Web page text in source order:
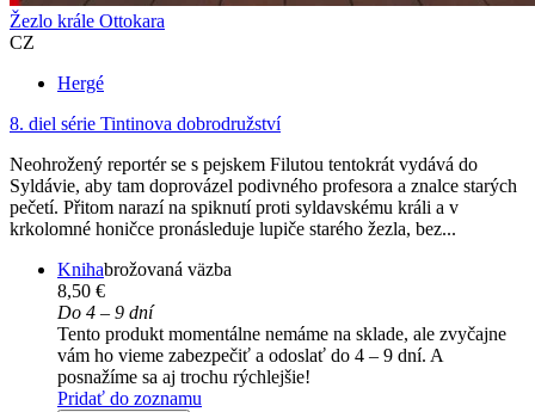
Žezlo krále Ottokara
CZ
Hergé
8. diel série Tintinova dobrodružství
Neohrožený reportér se s pejskem Filutou tentokrát vydává do
Syldávie, aby tam doprovázel podivného profesora a znalce starých
pečetí. Přitom narazí na spiknutí proti syldavskému králi a v
krkolomné honičce pronásleduje lupiče starého žezla, bez...
Knihabrožovaná väzba
8,50 €
Do 4 – 9 dní
Tento produkt momentálne nemáme na sklade, ale zvyčajne
vám ho vieme zabezpečiť a odoslať do 4 – 9 dní. A
posnažíme sa aj trochu rýchlejšie!
Pridať do zoznamu